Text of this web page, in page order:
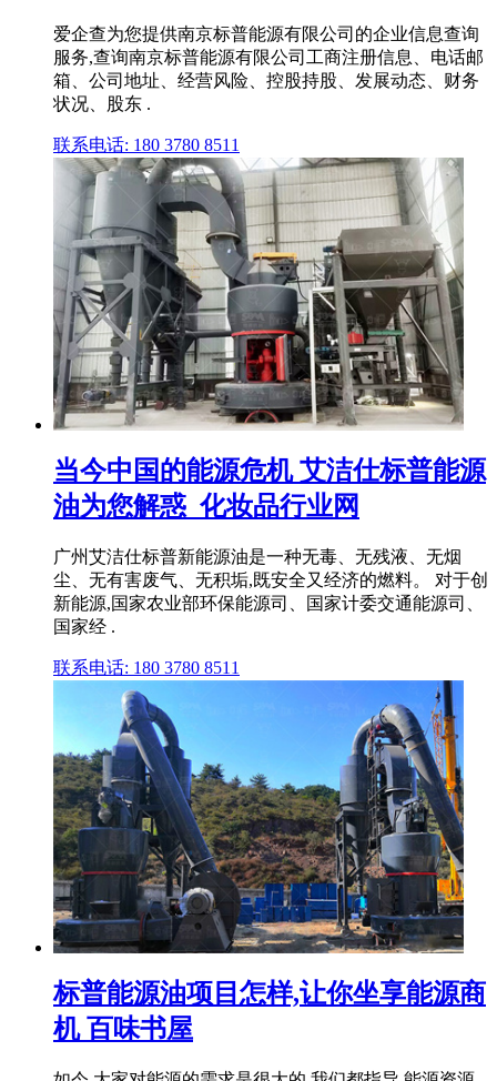
爱企查为您提供南京标普能源有限公司的企业信息查询
服务,查询南京标普能源有限公司工商注册信息、电话邮
箱、公司地址、经营风险、控股持股、发展动态、财务
状况、股东 .
联系电话: 180 3780 8511
当今中国的能源危机 艾洁仕标普能源
油为您解惑_化妆品行业网
广州艾洁仕标普新能源油是一种无毒、无残液、无烟
尘、无有害废气、无积垢,既安全又经济的燃料。 对于创
新能源,国家农业部环保能源司、国家计委交通能源司、
国家经 .
联系电话: 180 3780 8511
标普能源油项目怎样,让你坐享能源商
机 百味书屋